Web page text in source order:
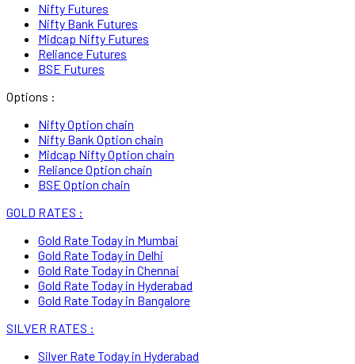
Nifty Futures
Nifty Bank Futures
Midcap Nifty Futures
Reliance Futures
BSE Futures
Options :
Nifty Option chain
Nifty Bank Option chain
Midcap Nifty Option chain
Reliance Option chain
BSE Option chain
GOLD RATES :
Gold Rate Today in Mumbai
Gold Rate Today in Delhi
Gold Rate Today in Chennai
Gold Rate Today in Hyderabad
Gold Rate Today in Bangalore
SILVER RATES :
Silver Rate Today in Hyderabad